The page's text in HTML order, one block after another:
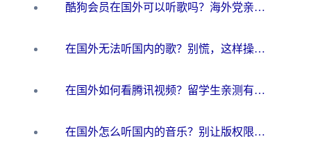
酷狗会员在国外可以听歌吗？海外党亲测有效：3步解决音乐权限难题
在国外无法听国内的歌？别慌，这样操作就能畅听QQ音乐（附亲测加速器推荐）
在国外如何看腾讯视频？留学生亲测有效的回国加速方案
在国外怎么听国内的音乐？别让版权限制断了你的华语歌单